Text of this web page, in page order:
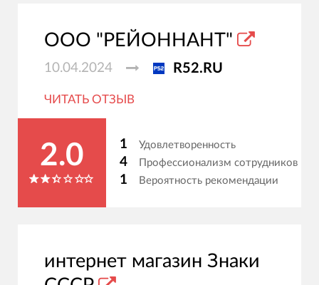
ООО "РЕЙОННАНТ"
10.04.2024 R52.RU
ЧИТАТЬ ОТЗЫВ
2.0 1 Удовлетворенность
4 Профессионализм сотрудников
1 Вероятность рекомендации
интернет магазин Знаки